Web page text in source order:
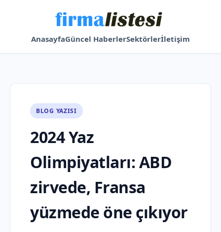
AnasayfaGüncel HaberlerSektörlerİletişim
BLOG YAZISI
2024 Yaz
Olimpiyatları: ABD
zirvede, Fransa
yüzmede öne çıkıyor